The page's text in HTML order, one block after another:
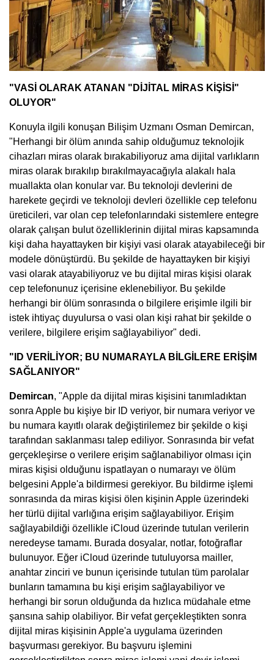
"VASİ OLARAK ATANAN "DİJİTAL MİRAS KİŞİSİ"
OLUYOR"
Konuyla ilgili konuşan Bilişim Uzmanı Osman Demircan,
"Herhangi bir ölüm anında sahip olduğumuz teknolojik
cihazları miras olarak bırakabiliyoruz ama dijital varlıkların
miras olarak bırakılıp bırakılmayacağıyla alakalı hala
muallakta olan konular var. Bu teknoloji devlerini de
harekete geçirdi ve teknoloji devleri özellikle cep telefonu
üreticileri, var olan cep telefonlarındaki sistemlere entegre
olarak çalışan bulut özelliklerinin dijital miras kapsamında
kişi daha hayattayken bir kişiyi vasi olarak atayabileceği bir
modele dönüştürdü. Bu şekilde de hayattayken bir kişiyi
vasi olarak atayabiliyoruz ve bu dijital miras kişisi olarak
cep telefonunuz içerisine eklenebiliyor. Bu şekilde
herhangi bir ölüm sonrasında o bilgilere erişimle ilgili bir
istek ihtiyaç duyulursa o vasi olan kişi rahat bir şekilde o
verilere, bilgilere erişim sağlayabiliyor" dedi.
"ID VERİLİYOR; BU NUMARAYLA BİLGİLERE ERİŞİM
SAĞLANIYOR"
Demircan, "Apple da dijital miras kişisini tanımladıktan
sonra Apple bu kişiye bir ID veriyor, bir numara veriyor ve
bu numara kayıtlı olarak değiştirilemez bir şekilde o kişi
tarafından saklanması talep ediliyor. Sonrasında bir vefat
gerçekleşirse o verilere erişim sağlanabiliyor olması için
miras kişisi olduğunu ispatlayan o numarayı ve ölüm
belgesini Apple'a bildirmesi gerekiyor. Bu bildirme işlemi
sonrasında da miras kişisi ölen kişinin Apple üzerindeki
her türlü dijital varlığına erişim sağlayabiliyor. Erişim
sağlayabildiği özellikle iCloud üzerinde tutulan verilerin
neredeyse tamamı. Burada dosyalar, notlar, fotoğraflar
bulunuyor. Eğer iCloud üzerinde tutuluyorsa mailler,
anahtar zinciri ve bunun içerisinde tutulan tüm parolalar
bunların tamamına bu kişi erişim sağlayabiliyor ve
herhangi bir sorun olduğunda da hızlıca müdahale etme
şansına sahip olabiliyor. Bir vefat gerçekleştikten sonra
dijital miras kişisinin Apple'a uygulama üzerinden
başvurması gerekiyor. Bu başvuru işlemini